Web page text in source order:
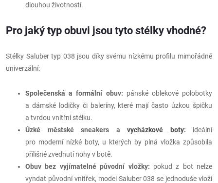
dlouhou životností.
Pro jaký typ obuvi jsou tyto stélky vhodné?
Stélky Saluber typ 038 jsou díky svému nízkému profilu mimořádně
univerzální:
Společenská a formální obuv: pánské oblekové polobotky
a dámské lodičky či baleríny, které mají často úzkou špičku
a tvrdou vnitřní stélku.
Úzké městské sneakers a vycházkové boty: ideální
pro moderní nízké boty, u kterých by plná vložka způsobila
přílišné zvednutí nohy v botě.
Obuv bez vyjímatelné původní vložky: pokud z bot nelze
vyndat původní vnitřek, model Saluber 038 se jednoduše vloží